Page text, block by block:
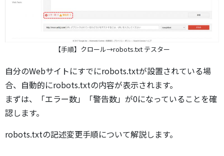
【手順】クロール→robots.txt テスター
自分のWebサイトにすでにrobots.txtが設置されている場
合、自動的にrobots.txtの内容が表示されます。
まずは、「エラー数」「警告数」が0になっていることを確
認します。
robots.txtの記述変更手順について解説します。